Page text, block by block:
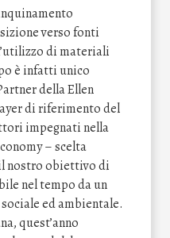
verso fonti
di materiali
è infatti unico
della Ellen
di riferimento del
impegnati nella
– scelta
nostro obiettivo di
nel tempo da un
ed ambientale.
quest’anno